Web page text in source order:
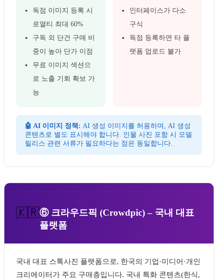
독점 이미지 등록 시
로열티 최대 60%
구독 외 단건 구매 비
중이 높아 단가 이점
무료 이미지 섹션으
로 노출 기회 확보 가
능
인터페이스가 다소
구식
독점 등록하면 타 플
랫폼 업로드 불가
🤖 AI 이미지 정책: AI 생성 이미지를 허용하며, AI 생성
콘텐츠로 별도 표시해야 합니다. 인물 사진 포함 시 모델
릴리스 관련 서류가 필요하다는 점은 동일합니다.
🇰🇷⑥ 크라우드픽 (Crowdpic) – 국내 대표
플랫폼
국내 대표 스톡사진 플랫폼으로, 한국의 기업·미디어·개인
크리에이터가 주요 구매층입니다. 국내 특화 콘텐츠(한식,